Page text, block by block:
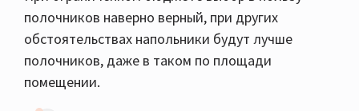
полочников наверно верный, при других
обстоятельствах напольники будут лучше
полочников, даже в таком по площади
помещении.